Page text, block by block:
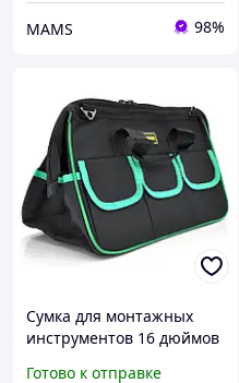
MAMS 98%
Сумка для монтажных
инструментов 16 дюймов
Готово к отправке